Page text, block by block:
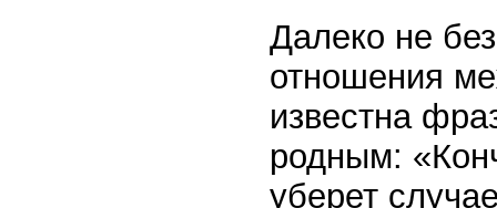
Далеко не
отношения
известна
родным:
уберет